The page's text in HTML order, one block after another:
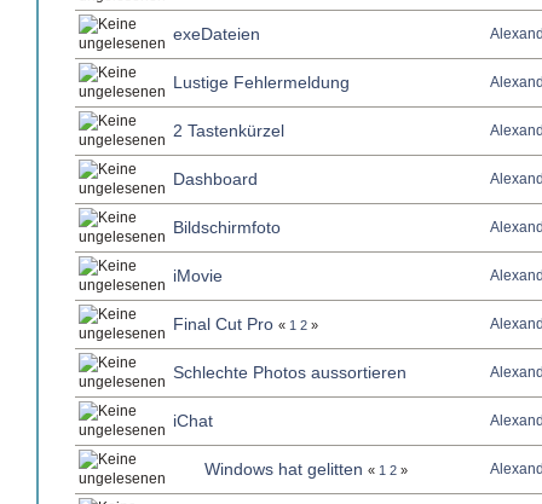
exeDateien
Lustige Fehlermeldung
2 Tastenkürzel
Dashboard
Bildschirmfoto
iMovie
Final Cut Pro « 1 2 »
Schlechte Photos aussortieren
iChat
Windows hat gelitten « 1 2 »